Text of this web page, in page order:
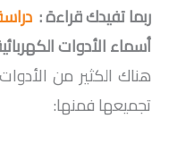
ربما تفيدك قراءة :
أسماء الأدوات
هناك الكثير من
تجميعها فمنها: